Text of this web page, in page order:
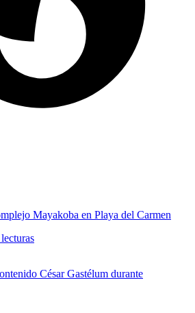
Mayakoba en Playa del Carmen
lecturas
César Gastélum durante